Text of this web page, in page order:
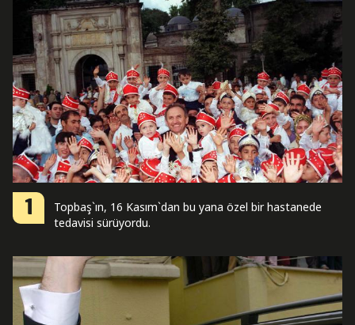
1
Topbaş`ın, 16 Kasım`dan bu yana özel bir hastanede
tedavisi sürüyordu.